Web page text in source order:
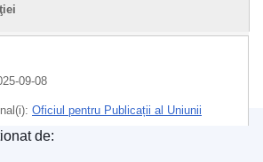
09-08
Oficiul pentru Publicații al Uniunii
al Uniunii Europene
de: